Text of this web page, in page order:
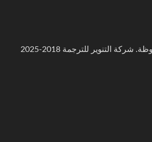
التنوير للترجمة 2018-2025